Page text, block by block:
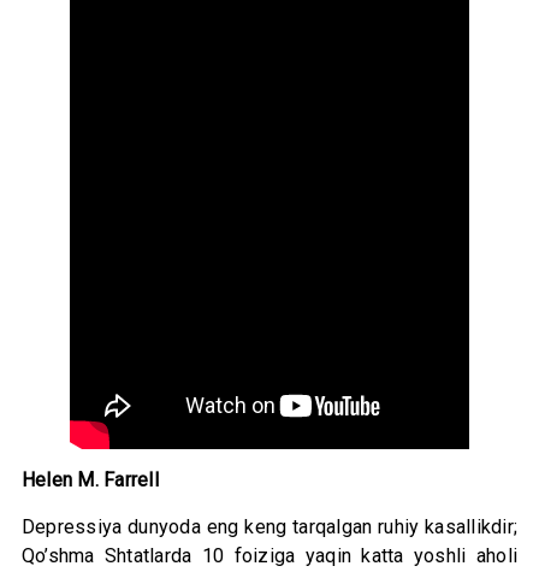
Helen M. Farrell
Depressiya dunyoda eng keng tarqalgan ruhiy kasallikdir;
Qo’shma Shtatlarda 10 foiziga yaqin katta yoshli aholi